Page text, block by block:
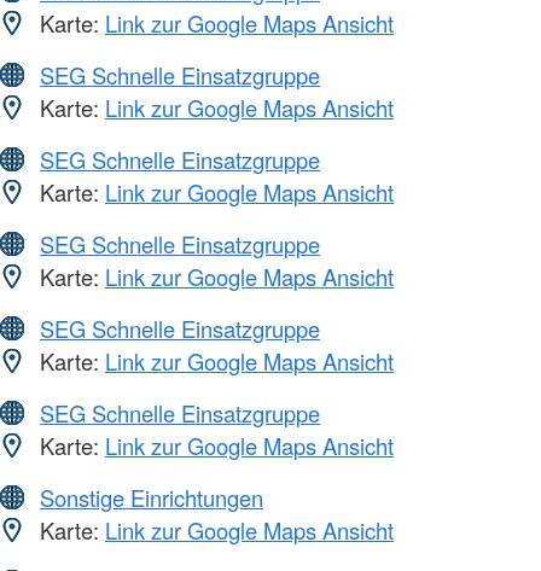
Karte: Link zur Google Maps Ansicht
SEG Schnelle Einsatzgruppe
Karte: Link zur Google Maps Ansicht
SEG Schnelle Einsatzgruppe
Karte: Link zur Google Maps Ansicht
SEG Schnelle Einsatzgruppe
Karte: Link zur Google Maps Ansicht
SEG Schnelle Einsatzgruppe
Karte: Link zur Google Maps Ansicht
SEG Schnelle Einsatzgruppe
Karte: Link zur Google Maps Ansicht
Sonstige Einrichtungen
Karte: Link zur Google Maps Ansicht